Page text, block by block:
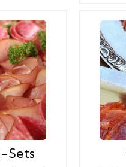
Sets